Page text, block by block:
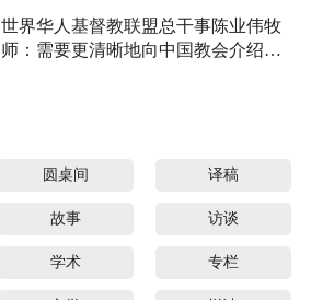
世界华人基督教联盟总干事陈业伟牧
师：需要更清晰地向中国教会介绍福
圆桌间 译稿
故事 访谈
学术 专栏